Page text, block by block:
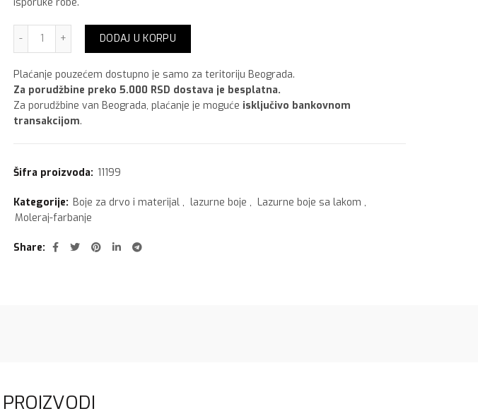
Bori Lazura palisander, 0,75l količina
DODAJ U KORPU
Plaćanje pouzećem dostupno je samo za teritoriju Beograda.
Za porudžbine preko 5.000 RSD dostava je besplatna.
Za porudžbine van Beograda, plaćanje je moguće isključivo bankovnom
transakcijom.
Šifra proizvoda: 11199
Kategorije: Boje za drvo i materijal , lazurne boje , Lazurne boje sa lakom ,
Moleraj-farbanje
Share